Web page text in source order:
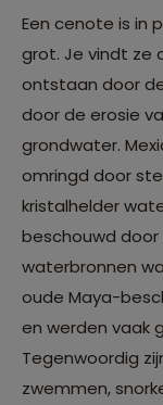
Een cenote is in
grot. Je vindt ze
ontstaan door
door de erosie
grondwater.
omringd door
kristalhelder
beschouwd door
waterbronnen
oude Maya-
en werden vaak
Tegenwoordig
zwemmen,